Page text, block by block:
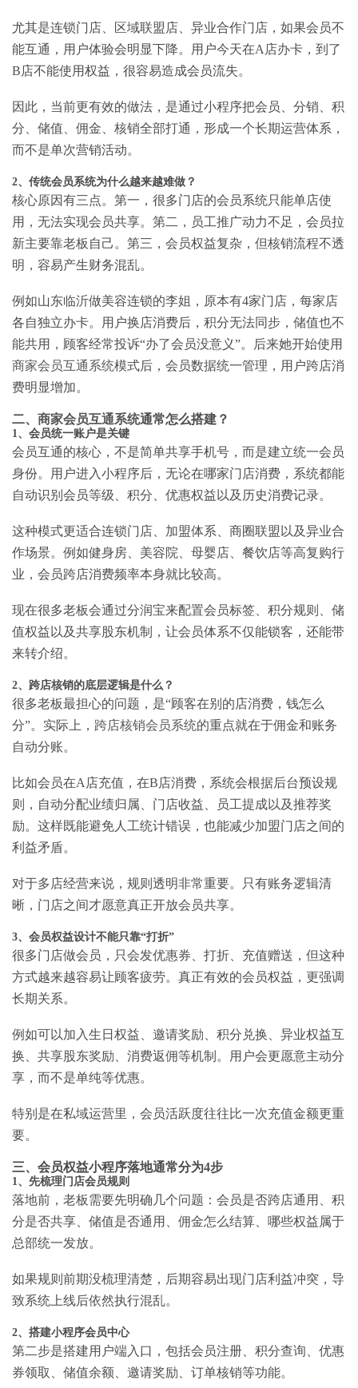
尤其是连锁门店、区域联盟店、异业合作门店，如果会员不
能互通，用户体验会明显下降。用户今天在A店办卡，到了
B店不能使用权益，很容易造成会员流失。
因此，当前更有效的做法，是通过小程序把会员、分销、积
分、储值、佣金、核销全部打通，形成一个长期运营体系，
而不是单次营销活动。
2、传统会员系统为什么越来越难做？
核心原因有三点。第一，很多门店的会员系统只能单店使
用，无法实现会员共享。第二，员工推广动力不足，会员拉
新主要靠老板自己。第三，会员权益复杂，但核销流程不透
明，容易产生财务混乱。
例如山东临沂做美容连锁的李姐，原本有4家门店，每家店
各自独立办卡。用户换店消费后，积分无法同步，储值也不
能共用，顾客经常投诉“办了会员没意义”。后来她开始使用
商家会员互通系统模式后，会员数据统一管理，用户跨店消
费明显增加。
二、 商家会员互通系统通常怎么搭建？
1、会员统一账户是关键
会员互通的核心，不是简单共享手机号，而是建立统一会员
身份。用户进入小程序后，无论在哪家门店消费，系统都能
自动识别会员等级、积分、优惠权益以及历史消费记录。
这种模式更适合连锁门店、加盟体系、商圈联盟以及异业合
作场景。例如健身房、美容院、母婴店、餐饮店等高复购行
业，会员跨店消费频率本身就比较高。
现在很多老板会通过分润宝来配置会员标签、积分规则、储
值权益以及共享股东机制，让会员体系不仅能锁客，还能带
来转介绍。
2、跨店核销的底层逻辑是什么？
很多老板最担心的问题，是“顾客在别的店消费，钱怎么
分”。实际上， 跨店核销会员系统的重点就在于佣金和账务
自动分账。
比如会员在A店充值，在B店消费，系统会根据后台预设规
则，自动分配业绩归属、门店收益、员工提成以及推荐奖
励。这样既能避免人工统计错误，也能减少加盟门店之间的
利益矛盾。
对于多店经营来说，规则透明非常重要。只有账务逻辑清
晰，门店之间才愿意真正开放会员共享。
3、会员权益设计不能只靠“打折”
很多门店做会员，只会发优惠券、打折、充值赠送，但这种
方式越来越容易让顾客疲劳。真正有效的会员权益，更强调
长期关系。
例如可以加入生日权益、邀请奖励、积分兑换、异业权益互
换、共享股东奖励、消费返佣等机制。用户会更愿意主动分
享，而不是单纯等优惠。
特别是在私域运营里，会员活跃度往往比一次充值金额更重
要。
三、会员权益小程序落地通常分为4步
1、先梳理门店会员规则
落地前，老板需要先明确几个问题：会员是否跨店通用、积
分是否共享、储值是否通用、佣金怎么结算、哪些权益属于
总部统一发放。
如果规则前期没梳理清楚，后期容易出现门店利益冲突，导
致系统上线后依然执行混乱。
2、搭建小程序会员中心
第二步是搭建用户端入口，包括会员注册、积分查询、优惠
券领取、储值余额、邀请奖励、订单核销等功能。